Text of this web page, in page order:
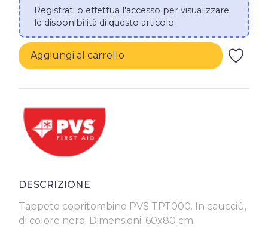
Registrati o effettua l'accesso per visualizzare
le disponibilità di questo articolo
Aggiungi al carrello
DESCRIZIONE
Tappeto copritombino PVS TPT000. In caucciù,
di colore nero. Dimensioni: 60x80 cm